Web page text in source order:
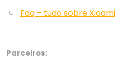
Faq – tudo sobre Xioami
Parceiros: